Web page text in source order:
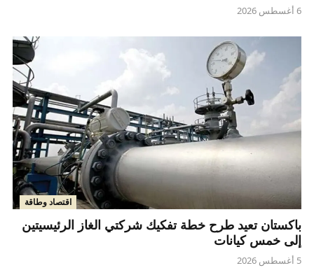
6 أغسطس 2026
اقتصاد وطاقة
باكستان تعيد طرح خطة تفكيك شركتي الغاز الرئيسيتين
إلى خمس كيانات
5 أغسطس 2026